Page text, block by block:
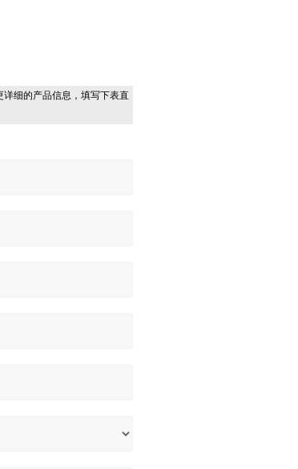
详细的产品信息，填写下表直